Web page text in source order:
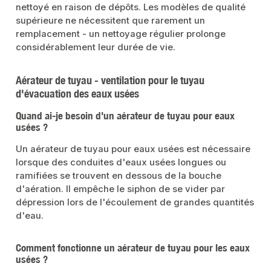
nettoyé en raison de dépôts. Les modèles de qualité
supérieure ne nécessitent que rarement un
remplacement - un nettoyage régulier prolonge
considérablement leur durée de vie.
Aérateur de tuyau - ventilation pour le tuyau
d'évacuation des eaux usées
Quand ai-je besoin d'un aérateur de tuyau pour eaux
usées ?
Un aérateur de tuyau pour eaux usées est nécessaire
lorsque des conduites d'eaux usées longues ou
ramifiées se trouvent en dessous de la bouche
d'aération. Il empêche le siphon de se vider par
dépression lors de l'écoulement de grandes quantités
d'eau.
Comment fonctionne un aérateur de tuyau pour les eaux
usées ?